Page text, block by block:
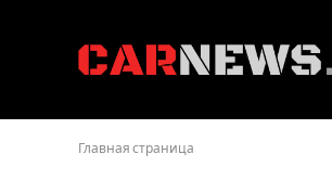
Главная страница